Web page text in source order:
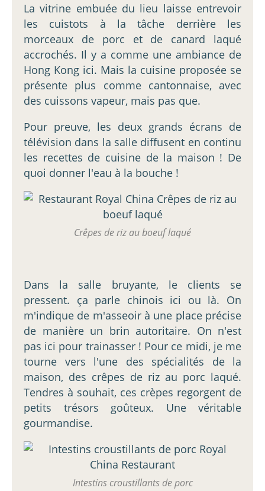
La vitrine embuée du lieu laisse entrevoir
les cuistots à la tâche derrière les
morceaux de porc et de canard laqué
accrochés. Il y a comme une ambiance de
Hong Kong ici. Mais la cuisine proposée se
présente plus comme cantonnaise, avec
des cuissons vapeur, mais pas que.
Pour preuve, les deux grands écrans de
télévision dans la salle diffusent en continu
les recettes de cuisine de la maison ! De
quoi donner l'eau à la bouche !
Crêpes de riz au boeuf laqué
Dans la salle bruyante, le clients se
pressent. ça parle chinois ici ou là. On
m'indique de m'asseoir à une place précise
de manière un brin autoritaire. On n'est
pas ici pour trainasser ! Pour ce midi, je me
tourne vers l'une des spécialités de la
maison, des crêpes de riz au porc laqué.
Tendres à souhait, ces crèpes regorgent de
petits trésors goûteux. Une véritable
gourmandise.
Intestins croustillants de porc